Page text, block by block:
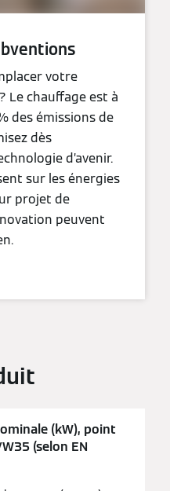
votre
Le chauffage est à
des émissions de
dès
d’avenir.
sur les énergies
projet de
peuvent
(kW), point
(selon EN